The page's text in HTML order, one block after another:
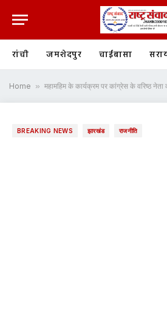
रांची जमशेदपुर चाईबासा
Home » महामहिम के कार्यक्रम पर कांग्रेस के वरिष्ठ
BREAKING NEWS झारखंड राजनीति